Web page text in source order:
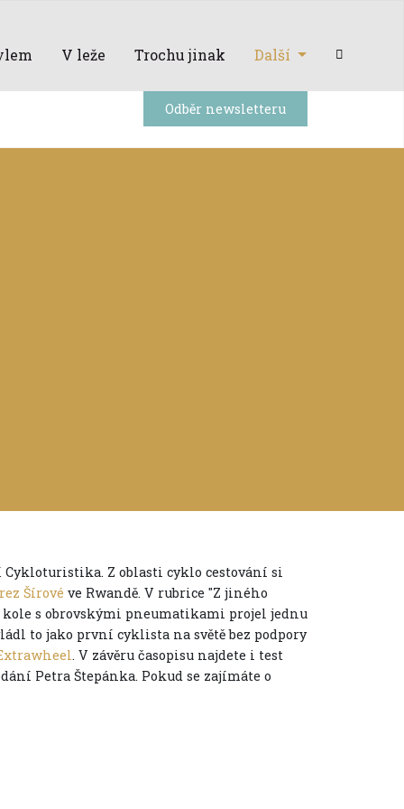
V leže Trochu jinak Další
Odběr newsletteru
Z oblasti cyklo cestování si
Šírové ve Rwandě. V rubrice "Z jiného
kole s obrovskými pneumatikami projel jednu
to jako první cyklista na světě bez podpory
. V závěru časopisu najdete i test
Petra Štepánka. Pokud se zajímáte o